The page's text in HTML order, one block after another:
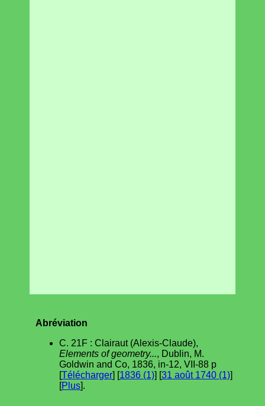
Abréviation
C. 21F : Clairaut (Alexis-Claude),
Elements of geometry..., Dublin, M.
Goldwin and Co, 1836, in-12, VII-88 p
[Télécharger] [1836 (1)] [31 août 1740 (1)]
[Plus].